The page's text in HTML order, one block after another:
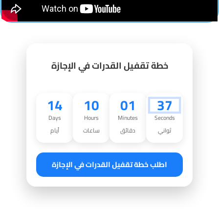
خطة تقفيل القدرات في الإجازة
14
Days
أيام
10
Hours
ساعات
01
Minutes
دقائق
36
Seconds
ثواني
اطلب خطة تقفيل القدرات في الإجازة